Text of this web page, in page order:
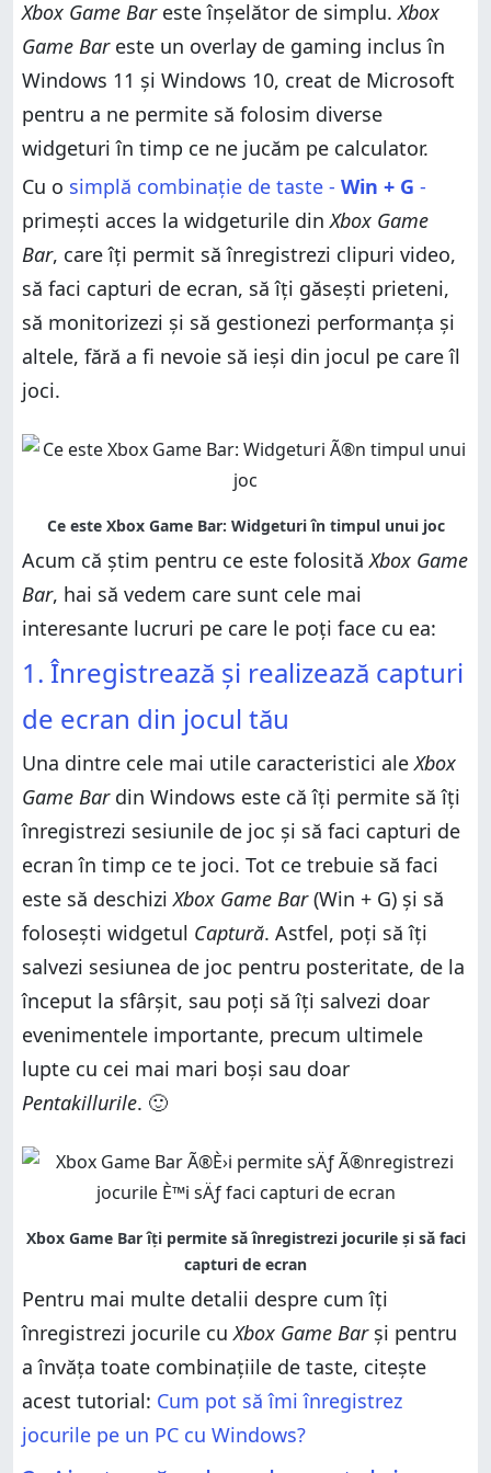
3. Vezi ce performanță are calculatorul tău în timp ce
te joci
4. Widgetul Resurse din Xbox Game Bar te ajută să
gestionezi performanța
5. Redă și controlează-ți muzica preferată în timp ce
te joci, folosind widgetul Spotify din Xbox Game Bar
Ce îți place cel mai mult la Xbox Game Bar din
Windows?
fiecare canal audio
3. Vezi ce performanță are calculatorul tău în timp ce
4. Widgetul Resurse din Xbox Game Bar te ajută să
gestionezi performanța
5. Redă și controlează-ți muzica preferată în timp ce
te joci, folosind widgetul Spotify din Xbox Game Bar
6. Fii mai social cu ajutorul serviciilor Microsoft Xbox
Ce îți place cel mai mult la Xbox Game Bar din
Windows?
Xbox Game Bar este înșelător de simplu.Xbox
Game Bareste un overlay de gaming inclus în
Windows 11 și Windows 10, creat de Microsoft
pentru a ne permite să folosim diverse
widgeturi în timp ce ne jucăm pe calculator.
Cu o simplă combinație de taste - Win + G -
primești acces la widgeturile dinXbox Game
Bar, care îți permit să înregistrezi clipuri video,
să faci capturi de ecran, să îți găsești prieteni,
să monitorizezi și să gestionezi performanța și
altele, fără a fi nevoie să ieși din jocul pe care îl
joci.
Acum că știm pentru ce este folosităXbox Game
Bar, hai să vedem care sunt cele mai
interesante lucruri pe care le poți face cu ea:
1. Înregistrează și realizează capturi
de ecran din jocul tău
Una dintre cele mai utile caracteristici aleXbox
Game Bardin Windows este că îți permite să îți
înregistrezi sesiunile de joc și să faci capturi de
ecran în timp ce te joci. Tot ce trebuie să faci
este să deschiziXbox Game Bar(Win + G) și să
folosești widgetul Captură. Astfel, poți să îți
salvezi sesiunea de joc pentru posteritate, de la
început la sfârșit, sau poți să îți salvezi doar
evenimentele importante, precum ultimele
lupte cu cei mai mari boși sau doar
Pentakillurile. 🙂
Pentru mai multe detalii despre cum îți
înregistrezi jocurile cuXbox Game Barși pentru
a învăța toate combinațiile de taste, citește
acest tutorial: Cum pot să îmi înregistrez
jocurile pe un PC cu Windows?